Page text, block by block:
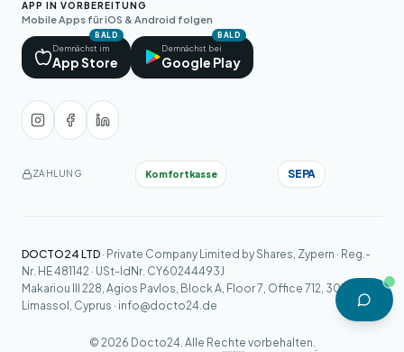
APP IN VORBEREITUNG
Mobile Apps für iOS & Android folgen
BALD
Demnächst im
App Store
BALD
Demnächst bei
Google Play
ZAHLUNG Komfortkasse SEPA
DOCTO24 LTD · Private Company Limited by Shares, Zypern · Reg.-
Nr. HE 481142 · USt-IdNr. CY60244493J
Makariou III 228, Agios Pavlos, Block A, Floor 7, Office 712, 3030
Limassol, Cyprus · info@docto24.de
© 2026 Docto24. Alle Rechte vorbehalten.